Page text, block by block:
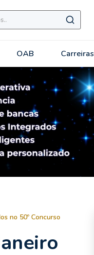
OAB Carreiras
no 50º Concurso